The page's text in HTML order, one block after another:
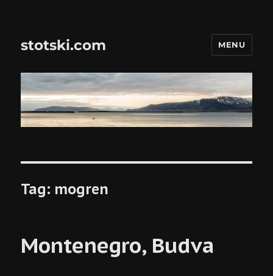
stotski.com MENU
Tag: mogren
Montenegro, Budva